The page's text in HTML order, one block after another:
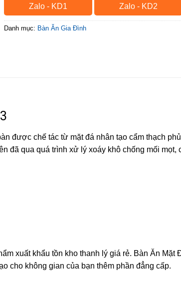
Zalo - KD1 Zalo - KD2
Danh mục: Bàn Ăn Gia Đình
được chế tác từ mặt đá nhân tạo cẩm thạch
qua quá trình xử lý xoáy khô chống mối mọt,
xuất khẩu tồn kho thanh lý giá rẻ. Bàn Ăn Mặt
cho không gian của bạn thêm phần đẳng cấp.